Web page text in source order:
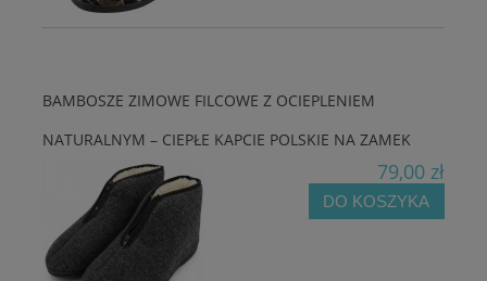
BAMBOSZE ZIMOWE FILCOWE Z OCIEPLENIEM
NATURALNYM – CIEPŁE KAPCIE POLSKIE NA ZAMEK
79,00 zł
DO KOSZYKA